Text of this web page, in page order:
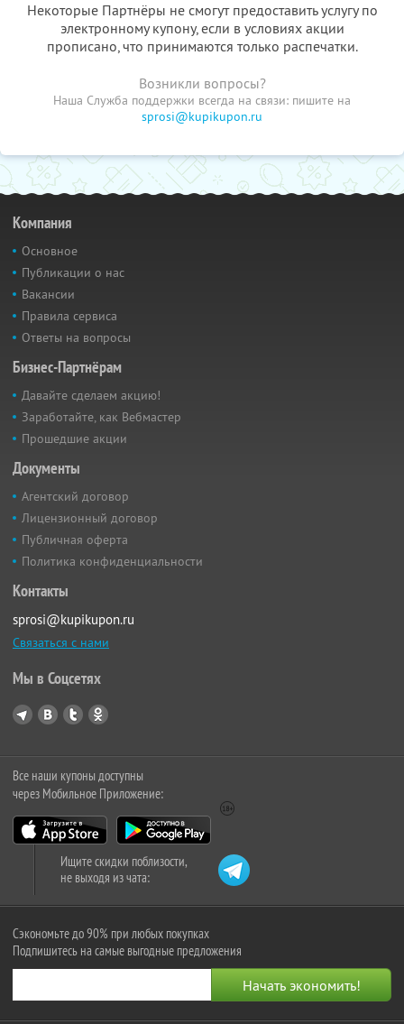
Некоторые Партнёры не смогут предоставить услугу по
электронному купону, если в условиях акции
прописано, что принимаются только распечатки.
Возникли вопросы?
Наша Служба поддержки всегда на связи: пишите на
sprosi@kupikupon.ru
Компания
Основное
Публикации о нас
Вакансии
Правила сервиса
Ответы на вопросы
Бизнес-Партнёрам
Давайте сделаем акцию!
Заработайте, как Вебмастер
Прошедшие акции
Документы
Агентский договор
Лицензионный договор
Публичная оферта
Политика конфиденциальности
Контакты
sprosi@kupikupon.ru
Связаться с нами
Мы в Соцсетях
Все наши купоны доступны
через Мобильное Приложение:
Ищите скидки поблизости,
не выходя из чата:
Сэкономьте до 90% при любых покупках
Подпишитесь на самые выгодные предложения